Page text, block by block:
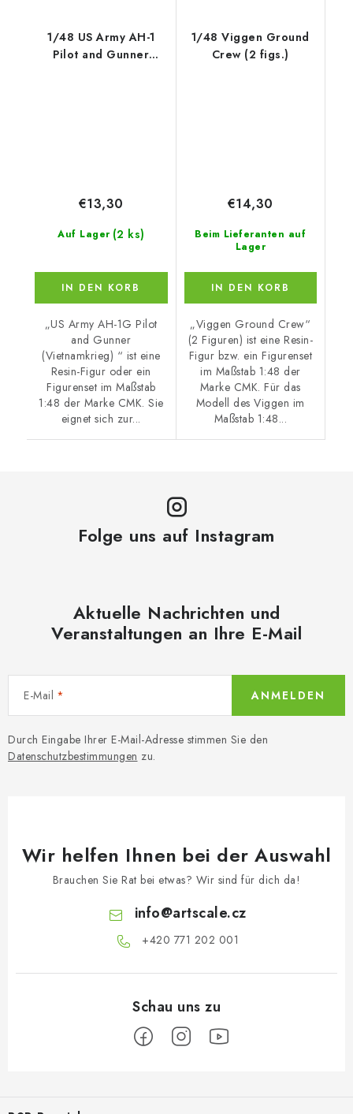
1/48 US Army AH-1
Pilot and Gunner
Auf Lager (2 ks)
€13,30
IN DEN KORB
„US Army AH-1G Pilot
and Gunner
(Vietnamkrieg) “ ist eine
Resin-Figur oder ein
Figurenset im Maßstab
1:48 der Marke CMK. Sie
eignet sich zur...
1/48 Viggen Ground
Crew (2 figs.)
Beim Lieferanten auf
Lager
€14,30
IN DEN KORB
„Viggen Ground Crew“
(2 Figuren) ist eine Resin-
Figur bzw. ein Figurenset
im Maßstab 1:48 der
Marke CMK. Für das
Modell des Viggen im
Maßstab 1:48...
Folge uns auf Instagram
Aktuelle Nachrichten und
Veranstaltungen an Ihre E-Mail
E-Mail
Durch Eingabe Ihrer E-Mail-Adresse stimmen Sie den
Datenschutzbestimmungen zu.
ANMELDEN
Wir helfen Ihnen bei der Auswahl
Brauchen Sie Rat bei etwas? Wir sind für dich da!
info@artscale.cz
+420 771 202 001​